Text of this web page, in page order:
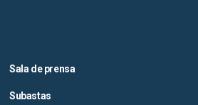
Sala de prensa
Subastas